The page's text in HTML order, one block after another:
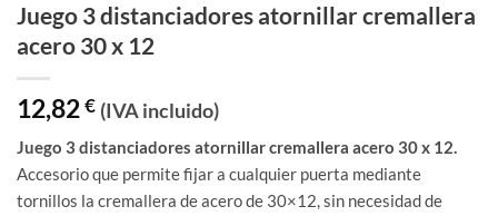
Juego 3 distanciadores atornillar cremallera
acero 30 x 12
12,82€ (IVA incluido)
Juego 3 distanciadores atornillar cremallera acero 30 x 12.
Accesorio que permite fijar a cualquier puerta mediante
tornillos la cremallera de acero de 30×12, sin necesidad de